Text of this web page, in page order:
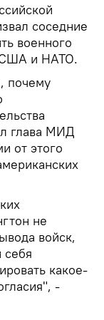
соседние
военного
США и НАТО.
почему
глава МИД
от этого
не
войск,
себя
какое-
-